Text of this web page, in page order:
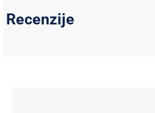
Recenzije